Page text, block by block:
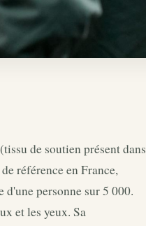
de soutien présent dans
référence en France,
d'une personne sur 5 000.
et les yeux. Sa